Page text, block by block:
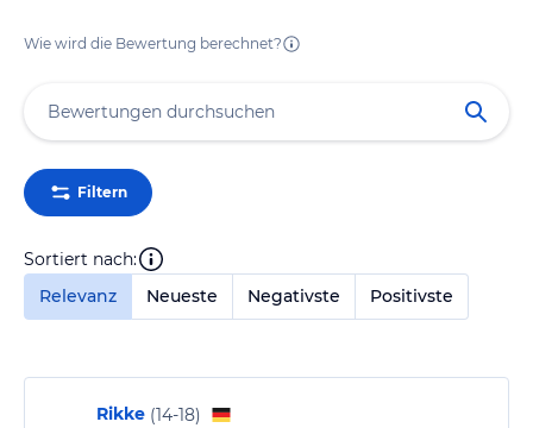
Wie wird die Bewertung berechnet?
Filtern
Sortiert nach:
Relevanz
Neueste Negativste Positivste
Rikke (14-18)